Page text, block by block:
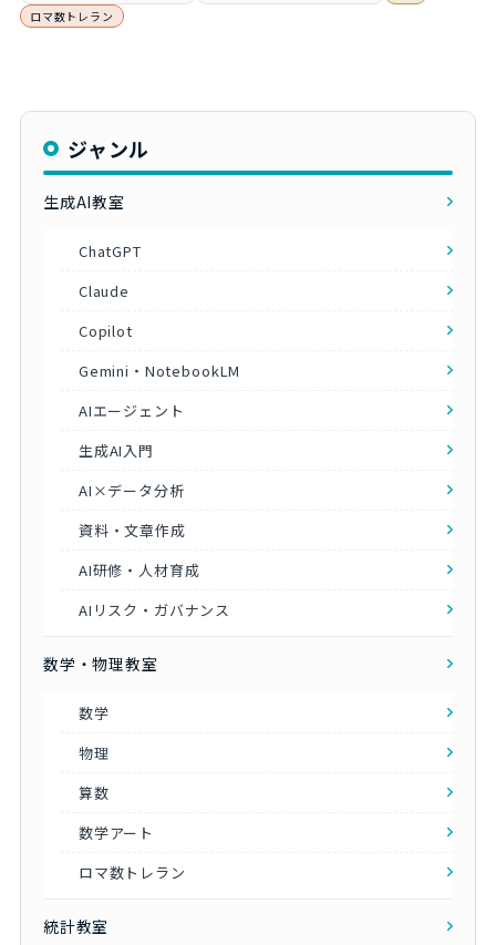
ロマ数トレラン
ジャンル
生成AI教室
ChatGPT
Claude
Copilot
Gemini・NotebookLM
AIエージェント
生成AI入門
AI×データ分析
資料・文章作成
AI研修・人材育成
AIリスク・ガバナンス
数学・物理教室
数学
物理
算数
数学アート
ロマ数トレラン
統計教室